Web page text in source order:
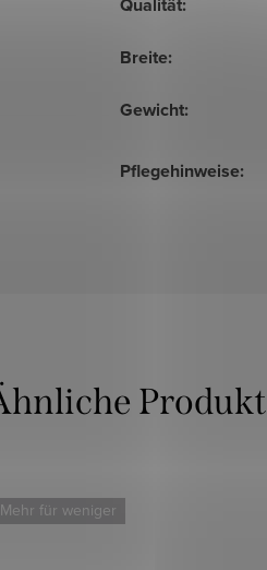
Breite:
Gewicht:
Pflegehinweise:
Mehr für weniger